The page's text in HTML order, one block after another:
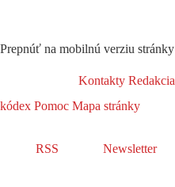
Prepnúť na mobilnú verziu stránky
Kontakty Redakcia
kódex Pomoc Mapa stránky
RSS Newsletter